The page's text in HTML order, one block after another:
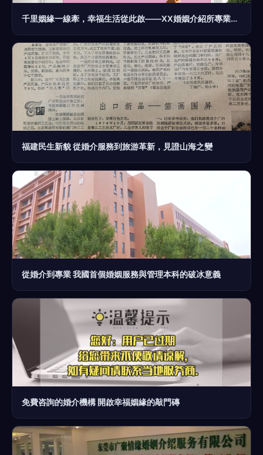
千里姻緣一線牽，幸福生活從此啟——XX婚姻介紹所專業婚戀服務
福建民生新貌 從婚介服務到旅游革新，見證山海之變
從婚介到專業 我國首個婚姻服務與管理本科的破冰意義
免費咨詢的婚介機構 開啟幸福姻緣的敲門磚